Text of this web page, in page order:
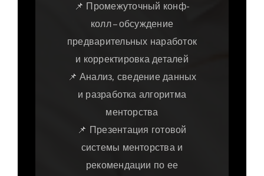
📌 Промежуточный конф-
колл – обсуждение
предварительных наработок
и корректировка деталей
📌 Анализ, сведение данных
и разработка алгоритма
менторства
📌 Презентация готовой
системы менторства и
рекомендации по ее